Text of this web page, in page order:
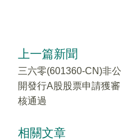
上一篇新聞
三六零(601360-CN)非公
開發行A股股票申請獲審
核通過
相關文章